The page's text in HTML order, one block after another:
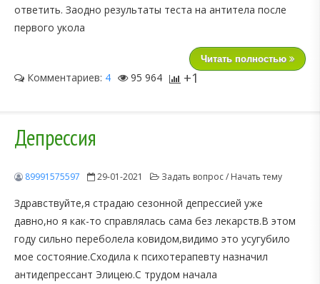
ответить. Заодно результаты теста на антитела после
первого укола
Читать полностью
Комментариев: 4 95 964 +1
Депрессия
89991575597 29-01-2021 Задать вопрос / Начать тему
Здравствуйте,я страдаю сезонной депрессией уже
давно,но я как-то справлялась сама без лекарств.В этом
году сильно переболела ковидом,видимо это усугубило
мое состояние.Сходила к психотерапевту назначил
антидепрессант Элицею.С трудом начала